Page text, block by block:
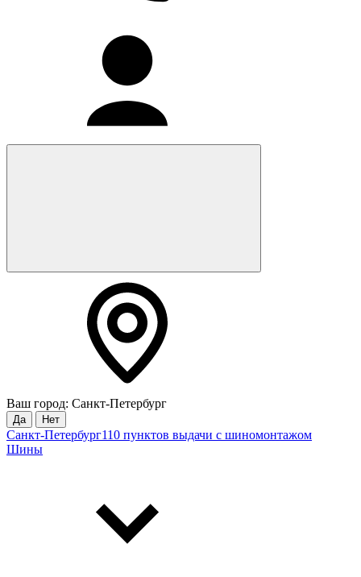
Ваш город: Санкт-Петербург
Да Нет
Санкт-Петербург110 пунктов выдачи с шиномонтажом
Шины